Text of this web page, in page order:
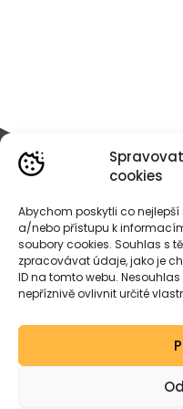
cookies
Abychom poskytli co
a/nebo přístupu k
soubory cookies. Souhlas s
zpracovávat údaje, jako je
ID na tomto webu.
nepříznivě ovlivnit určité